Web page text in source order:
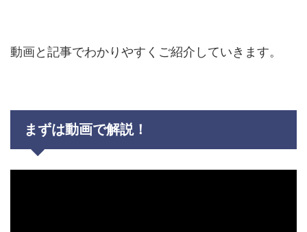
動画と記事でわかりやすくご紹介していきます。
まずは動画で解説！